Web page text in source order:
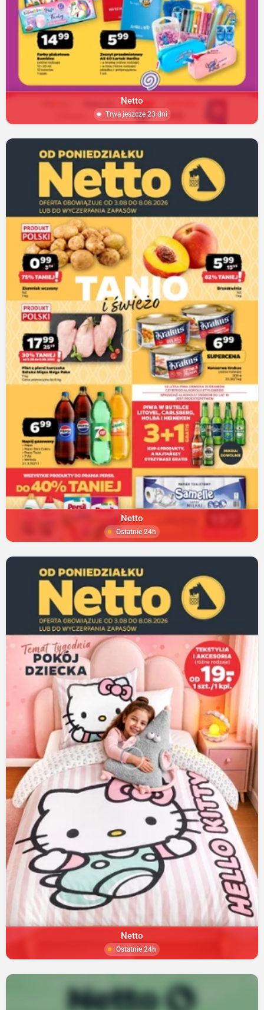
Netto
Trwa jeszcze 23 dni
Netto
Ostatnie 24h
Netto
Ostatnie 24h